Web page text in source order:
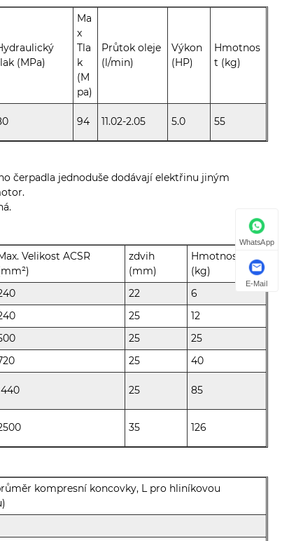
(MPa)
Ma
x
Tla
k
(M
pa)
Průtok oleje
(l/min)
Výkon
(HP)
Hmotnos
t (kg)
94 11.02-2.05 5.0 55
čerpadla jednoduše dodávají elektřinu jiným
Velikost ACSR
zdvih
(mm)
Hmotnost
(kg)
22
6
25
12
25
25
25 40
25 85
35 126
kompresní koncovky, L pro hliníkovou
WhatsApp
E-Mail